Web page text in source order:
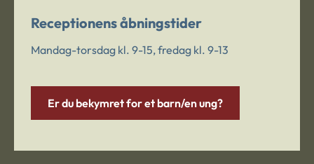
Receptionens åbningstider
Mandag-torsdag kl. 9-15, fredag kl. 9-13
Er du bekymret for et barn/en ung?